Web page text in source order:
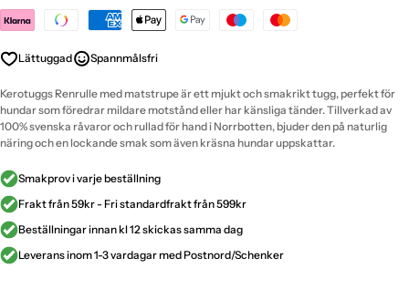
Payment
methods
Lättuggad Spannmålsfri
Kerotuggs Renrulle med matstrupe är ett mjukt och smakrikt tugg, perfekt för
hundar som föredrar mildare motstånd eller har känsliga tänder. Tillverkad av
100% svenska råvaror och rullad för hand i Norrbotten, bjuder den på naturlig
näring och en lockande smak som även kräsna hundar uppskattar.
Smakprov i varje beställning
Frakt från 59kr - Fri standardfrakt från 599kr
Beställningar innan kl 12 skickas samma dag
Leverans inom 1-3 vardagar med Postnord/Schenker